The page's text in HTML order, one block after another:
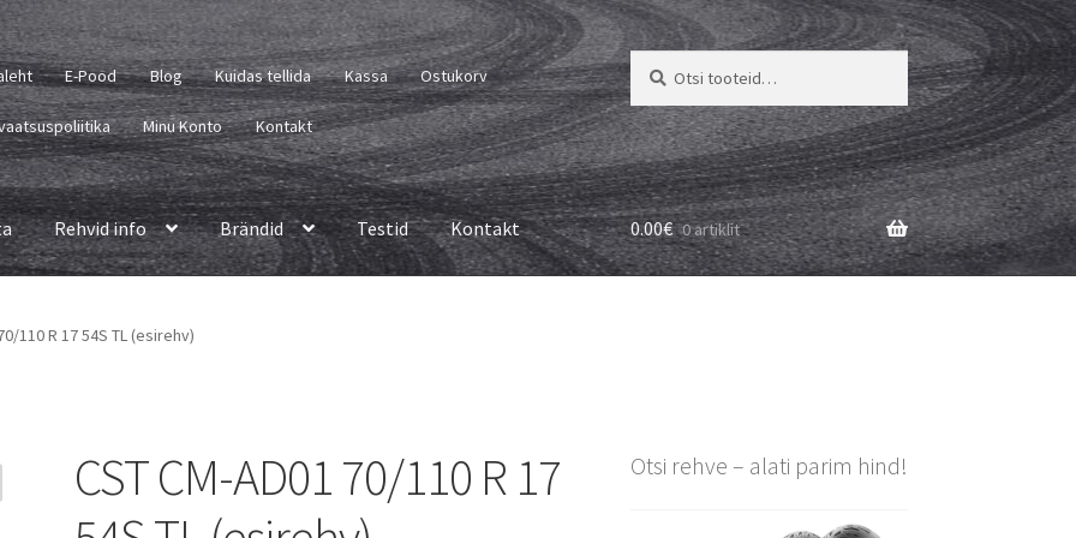
E-Pood Blog Kuidas tellida Kassa Ostukorv
Minu Konto Kontakt
Otsi:
Otsi
Rehvid info Brändid Testid Kontakt 0.00€ 0 artiklit
110 R 17 54S TL (esirehv)
CST CM-AD01 70/110 R 17
Otsi rehve – alati parim hind!